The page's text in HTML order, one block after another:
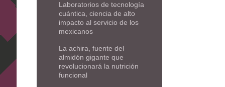
Laboratorios de tecnología
cuántica, ciencia de alto
impacto al servicio de los
mexicanos
La achira, fuente del
almidón gigante que
revolucionará la nutrición
funcional